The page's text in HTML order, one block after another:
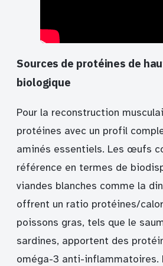
Sources de protéines de
biologique
Pour la reconstruction
protéines avec un profil
aminés essentiels. Les œufs
référence en termes de
viandes blanches comme la
offrent un ratio protéines/
poissons gras, tels que le
sardines, apportent des
oméga-3 anti-inflammatoires.